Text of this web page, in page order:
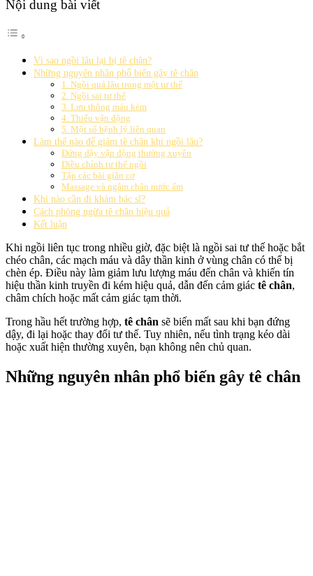
Nội dung bài viết
Vì sao ngồi lâu lại bị tê chân?
Những nguyên nhân phổ biến gây tê chân
1. Ngồi quá lâu trong một tư thế
2. Ngồi sai tư thế
3. Lưu thông máu kém
4. Thiếu vận động
5. Một số bệnh lý liên quan
Làm thế nào để giảm tê chân khi ngồi lâu?
Đứng dậy vận động thường xuyên
Điều chỉnh tư thế ngồi
Tập các bài giãn cơ
Massage và ngâm chân nước ấm
Khi nào cần đi khám bác sĩ?
Cách phòng ngừa tê chân hiệu quả
Kết luận
Khi ngồi liên tục trong nhiều giờ, đặc biệt là ngồi sai tư thế hoặc bắt
chéo chân, các mạch máu và dây thần kinh ở vùng chân có thể bị
chèn ép. Điều này làm giảm lưu lượng máu đến chân và khiến tín
hiệu thần kinh truyền đi kém hiệu quả, dẫn đến cảm giác tê chân,
châm chích hoặc mất cảm giác tạm thời.
Trong hầu hết trường hợp, tê chân sẽ biến mất sau khi bạn đứng
dậy, đi lại hoặc thay đổi tư thế. Tuy nhiên, nếu tình trạng kéo dài
hoặc xuất hiện thường xuyên, bạn không nên chủ quan.
Những nguyên nhân phổ biến gây tê chân